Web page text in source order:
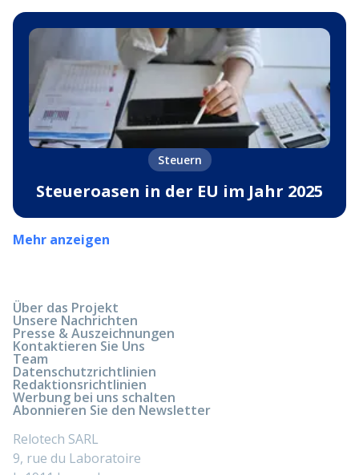
Steuern
Steueroasen in der EU im Jahr 2025
Mehr anzeigen
Über das Projekt
Unsere Nachrichten
Presse & Auszeichnungen
Kontaktieren Sie Uns
Team
Datenschutzrichtlinien
Redaktionsrichtlinien
Werbung bei uns schalten
Abonnieren Sie den Newsletter
Relotech SARL
9, rue du Laboratoire